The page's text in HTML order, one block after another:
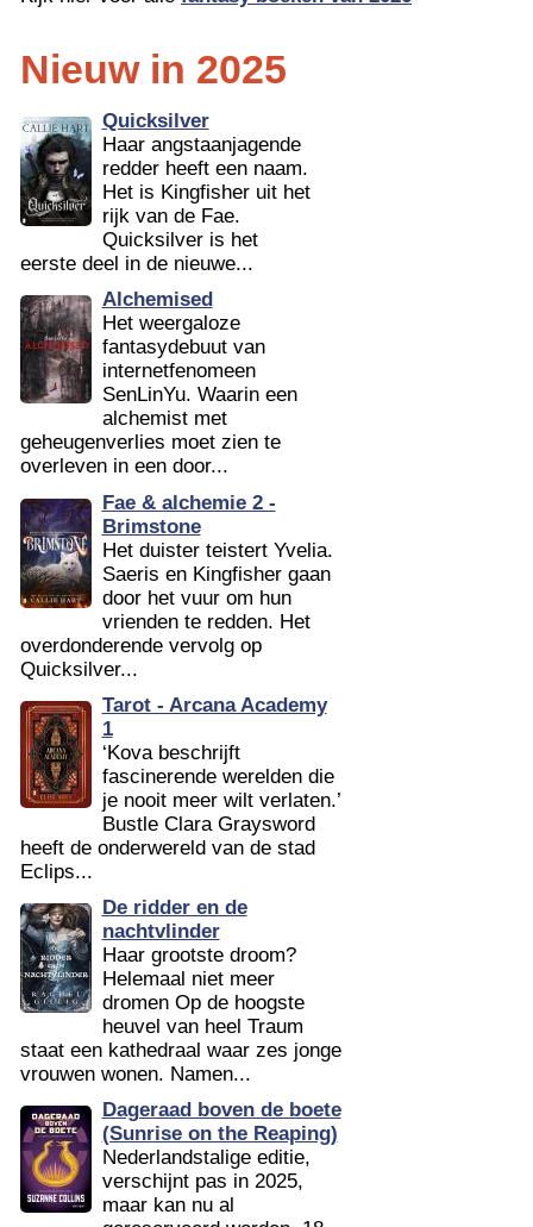
Nieuw in 2025
Quicksilver
Haar angstaanjagende
redder heeft een naam.
Het is Kingfisher uit het
rijk van de Fae.
Quicksilver is het
eerste deel in de nieuwe...
Alchemised
Het weergaloze
fantasydebuut van
internetfenomeen
SenLinYu. Waarin een
alchemist met
geheugenverlies moet zien te
overleven in een door...
Fae & alchemie 2 -
Brimstone
Het duister teistert Yvelia.
Saeris en Kingfisher gaan
door het vuur om hun
vrienden te redden. Het
overdonderende vervolg op
Quicksilver...
Tarot - Arcana Academy
1
‘Kova beschrijft
fascinerende werelden die
je nooit meer wilt verlaten.’
Bustle Clara Graysword
heeft de onderwereld van de stad
Eclips...
De ridder en de
nachtvlinder
Haar grootste droom?
Helemaal niet meer
dromen Op de hoogste
heuvel van heel Traum
staat een kathedraal waar zes jonge
vrouwen wonen. Namen...
Dageraad boven de boete
(Sunrise on the Reaping)
Nederlandstalige editie,
verschijnt pas in 2025,
maar kan nu al